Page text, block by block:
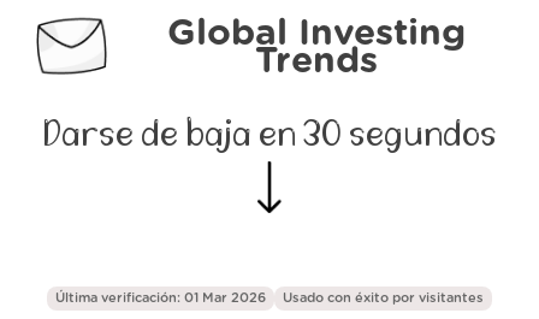
Global Investing
Trends
Darse de baja en 30 segundos
Última verificación: 01 Mar 2026 Usado con éxito por visitantes